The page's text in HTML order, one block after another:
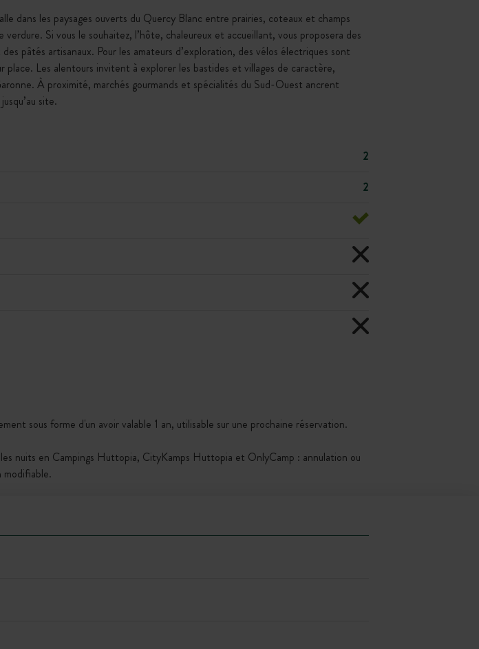
dans les paysages ouverts du Quercy Blanc entre prairies, coteaux et champs
Si vous le souhaitez, l’hôte, chaleureux et accueillant, vous proposera des
pâtés artisanaux. Pour les amateurs d’exploration, des vélos électriques sont
place. Les alentours invitent à explorer les bastides et villages de caractère,
À proximité, marchés gourmands et spécialités du Sud-Ouest ancrent
site.
2
2
sous forme d'un avoir valable 1 an, utilisable sur une prochaine réservation.
nuits en Campings Huttopia, CityKamps Huttopia et OnlyCamp : annulation ou
modifiable.